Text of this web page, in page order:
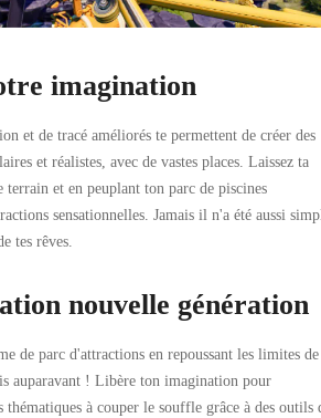
imagination
et de tracé améliorés te permettent de créer des
et réalistes, avec de vastes places. Laissez ta
terrain et en peuplant ton parc de piscines
sensationnelles. Jamais il n'a été aussi
tes rêves.
nouvelle génération
de parc d'attractions en repoussant les limites
auparavant ! Libère ton imagination pour
thématiques à couper le souffle grâce à des outils